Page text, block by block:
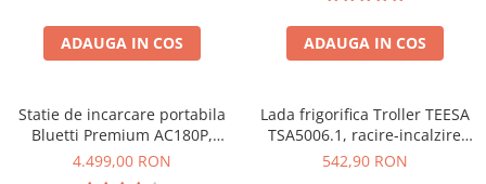
Pecron
Oscal
Accesorii Statii de Alimentare
Kituri Generatoare Solare
Cauta dupa capacitate
ADAUGA IN COS ADAUGA IN COS
Statie de incarcare portabila
Bluetti Premium AC180P,
Ecran LCD, 1800W, 1440Wh,
4.499,00 RON
Lada frigorifica Troller TEESA
TSA5006.1, racire-incalzire
35L, alimentare bricheta auto
542,90 RON